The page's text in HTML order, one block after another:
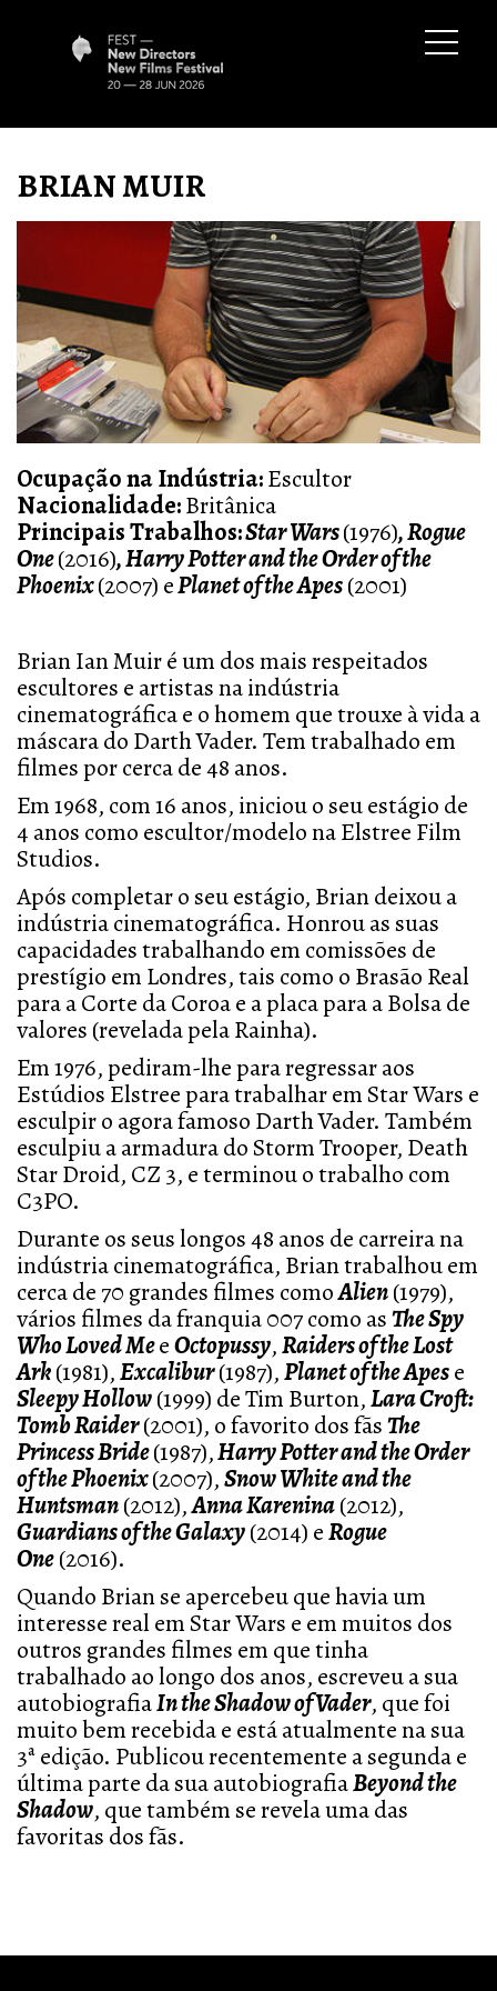
BRIAN MUIR
Ocupação na Indústria:Escultor
Nacionalidade:Britânica
Principais Trabalhos:Star Wars(1976), Rogue
One(2016), Harry Potter and the Order of the
Phoenix(2007) ePlanet of the Apes(2001)
Brian Ian Muir é um dos mais respeitados
escultores e artistas na indústria
cinematográfica e o homem que trouxe à vida a
máscara do Darth Vader. Tem trabalhado em
filmes por cerca de 48 anos.
Em 1968, com 16 anos, iniciou o seu estágio de
4 anos como escultor/modelo na Elstree Film
Studios.
Após completar o seu estágio, Brian deixou a
indústria cinematográfica. Honrou as suas
capacidades trabalhando em comissões de
prestígio em Londres, tais como o Brasão Real
para a Corte da Coroa e a placa para a Bolsa de
valores (revelada pela Rainha).
Em 1976, pediram-lhe para regressar aos
Estúdios Elstree para trabalhar em Star Wars e
esculpir o agora famoso Darth Vader. Também
esculpiu a armadura do Storm Trooper, Death
Star Droid, CZ 3, e terminou o trabalho com
C3PO.
Durante os seus longos 48 anos de carreira na
indústria cinematográfica, Brian trabalhou em
cerca de 70 grandes filmes comoAlien(1979),
vários filmes da franquia 007 como asThe Spy
Who Loved MeeOctopussy,Raiders of the Lost
Ark(1981),Excalibur(1987),Planet of the Apese
Sleepy Hollow(1999) de Tim Burton,Lara Croft:
Tomb Raider(2001), o favorito dos fãsThe
Princess Bride(1987),Harry Potter and the Order
of the Phoenix(2007),Snow White and the
Huntsman(2012),Anna Karenina(2012),
Guardians of the Galaxy(2014) eRogue
One(2016).
Quando Brian se apercebeu que havia um
interesse real em Star Wars e em muitos dos
outros grandes filmes em que tinha
trabalhado ao longo dos anos, escreveu a sua
autobiografiaIn the Shadow of Vader, que foi
muito bem recebida e está atualmente na sua
3ª edição. Publicou recentemente a segunda e
última parte da sua autobiografiaBeyond the
Shadow, que também se revela uma das
favoritas dos fãs.